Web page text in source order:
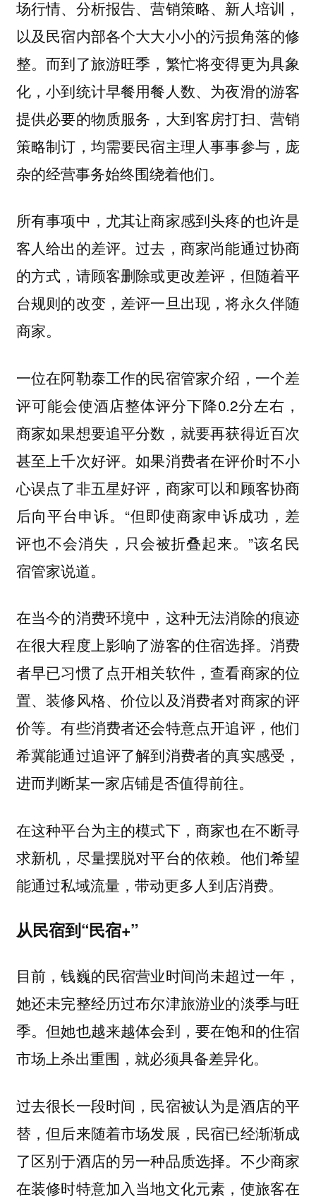
场行情、分析报告、营销策略、新人培训，
以及民宿内部各个大大小小的污损角落的修
整。而到了旅游旺季，繁忙将变得更为具象
化，小到统计早餐用餐人数、为夜滑的游客
提供必要的物质服务，大到客房打扫、营销
策略制订，均需要民宿主理人事事参与，庞
杂的经营事务始终围绕着他们。
所有事项中，尤其让商家感到头疼的也许是
客人给出的差评。过去，商家尚能通过协商
的方式，请顾客删除或更改差评，但随着平
台规则的改变，差评一旦出现，将永久伴随
商家。
一位在阿勒泰工作的民宿管家介绍，一个差
评可能会使酒店整体评分下降0.2分左右，
商家如果想要追平分数，就要再获得近百次
甚至上千次好评。如果消费者在评价时不小
心误点了非五星好评，商家可以和顾客协商
后向平台申诉。“但即使商家申诉成功，差
评也不会消失，只会被折叠起来。”该名民
宿管家说道。
在当今的消费环境中，这种无法消除的痕迹
在很大程度上影响了游客的住宿选择。消费
者早已习惯了点开相关软件，查看商家的位
置、装修风格、价位以及消费者对商家的评
价等。有些消费者还会特意点开追评，他们
希冀能通过追评了解到消费者的真实感受，
进而判断某一家店铺是否值得前往。
在这种平台为主的模式下，商家也在不断寻
求新机，尽量摆脱对平台的依赖。他们希望
能通过私域流量，带动更多人到店消费。
从民宿到“民宿+”
目前，钱巍的民宿营业时间尚未超过一年，
她还未完整经历过布尔津旅游业的淡季与旺
季。但她也越来越体会到，要在饱和的住宿
市场上杀出重围，就必须具备差异化。
过去很长一段时间，民宿被认为是酒店的平
替，但后来随着市场发展，民宿已经渐渐成
了区别于酒店的另一种品质选择。不少商家
在装修时特意加入当地文化元素，使旅客在